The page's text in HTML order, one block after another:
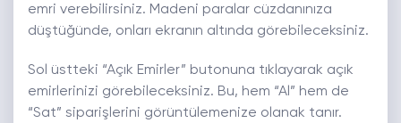
emri verebilirsiniz. Madeni paralar cüzdanınıza
düştüğünde, onları ekranın altında görebileceksiniz.
Sol üstteki “Açık Emirler” butonuna tıklayarak açık
emirlerinizi görebileceksiniz. Bu, hem “Al” hem de
“Sat” siparişlerini görüntülemenize olanak tanır.